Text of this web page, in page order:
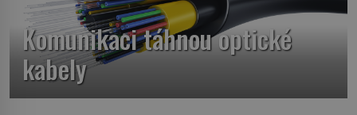
Komunikaci táhnou optické
kabely